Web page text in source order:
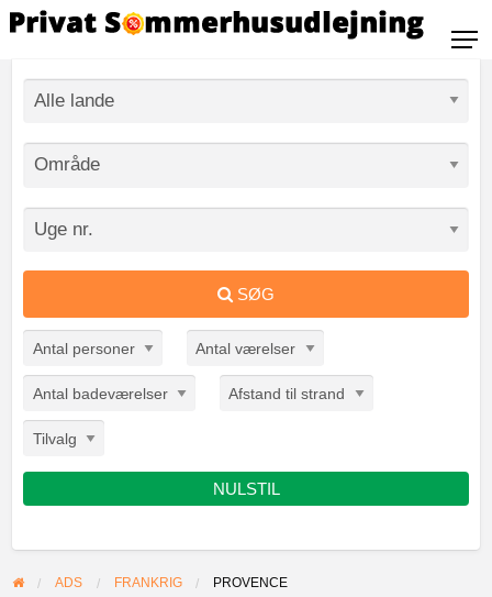
SØG
Antal personer Antal værelser
Antal badeværelser Afstand til strand
Tilvalg
NULSTIL
ADS FRANKRIG PROVENCE